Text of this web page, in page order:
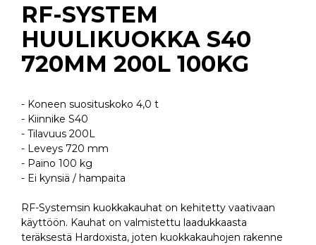
RF-SYSTEM
HUULIKUOKKA S40
720MM 200L 100KG
- Koneen suosituskoko 4,0 t
- Kiinnike S40
- Tilavuus 200L
- Leveys 720 mm
- Paino 100 kg
- Ei kynsiä / hampaita
RF-Systemsin kuokkakauhat on kehitetty vaativaan
käyttöön. Kauhat on valmistettu laadukkaasta
teräksestä Hardoxista, joten kuokkakauhojen rakenne